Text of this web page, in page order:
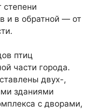
степени
и в обратной — от
птиц
части города.
двух-,
зданиями
с дворами,